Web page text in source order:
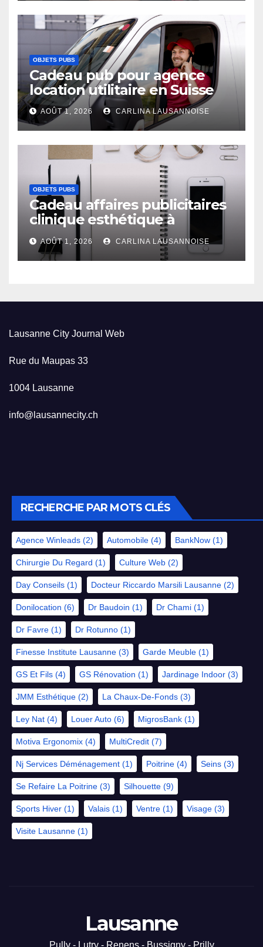
OBJETS PUBS
Cadeau pub pour agence
location utilitaire en Suisse
AOÛT 1, 2026 CARLINA LAUSANNOISE
OBJETS PUBS
Cadeau affaires publicitaires
clinique esthétique à
Lausanne
AOÛT 1, 2026 CARLINA LAUSANNOISE
Lausanne City Journal Web
Rue du Maupas 33
1004 Lausanne
info@lausannecity.ch
RECHERCHE PAR MOTS CLÉS
Agence Winleads (2) Automobile (4) BankNow (1)
Chirurgie Du Regard (1) Culture Web (2)
Day Conseils (1) Docteur Riccardo Marsili Lausanne (2)
Donilocation (6) Dr Baudoin (1) Dr Chami (1)
Dr Favre (1) Dr Rotunno (1)
Finesse Institute Lausanne (3) Garde Meuble (1)
GS Et Fils (4) GS Rénovation (1) Jardinage Indoor (3)
JMM Esthétique (2) La Chaux-De-Fonds (3)
Ley Nat (4) Louer Auto (6) MigrosBank (1)
Motiva Ergonomix (4) MultiCredit (7)
Nj Services Déménagement (1) Poitrine (4) Seins (3)
Se Refaire La Poitrine (3) Silhouette (9)
Sports Hiver (1) Valais (1) Ventre (1) Visage (3)
Visite Lausanne (1)
Lausanne
Pully - Lutry - Renens - Bussigny - Prilly